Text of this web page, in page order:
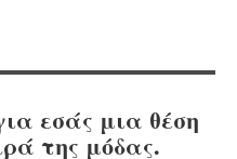
εσάς μια θέση
της μόδας.